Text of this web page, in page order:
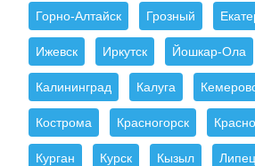
Горно-Алтайск Грозный
Ижевск Иркутск Йошкар-Ола
Калининград Калуга
Кострома Красногорск
Курган Курск Кызыл